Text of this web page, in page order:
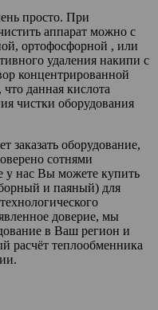
просто. При
аппарат можно с
ортофосфорной , или
удаления накипи с
концентрированной
данная кислота
чистки оборудования
заказать оборудование,
сотнями
у нас Вы можете купить
и паяный) для
доверие, мы
в Ваш регион и
расчёт теплообменника